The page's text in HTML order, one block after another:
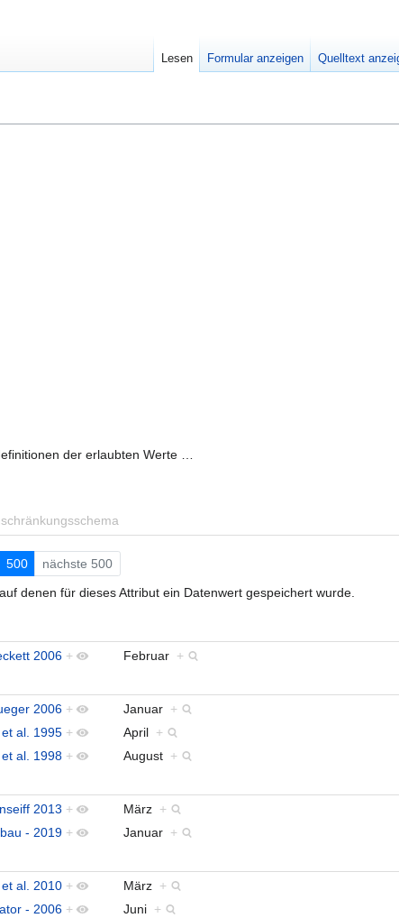
der erlaubten Werte …
500 nächste 500
denen für dieses Attribut ein Datenwert gespeichert wurde.
2006 + Februar +
2006 + Januar +
al. 1995 + April +
al. 1998 + August +
2013 + März +
- 2019 + Januar +
al. 2010 + März +
- 2006 + Juni +
Lesen Formular anzeigen Quelltext